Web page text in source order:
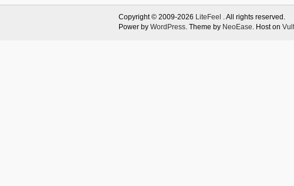
Copyright © 2009-2026 LiteFeel . All rights reserved.
Power by WordPress. Theme by NeoEase. Host on